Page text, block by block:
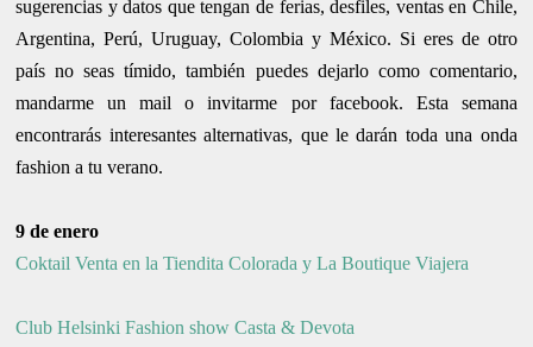
sugerencias y datos que tengan de ferias, desfiles, ventas en Chile,
Argentina, Perú,Uruguay,Colombia y México. Si eres de otro
país no seas tímido, también puedes dejarlo como comentario,
mandarme un mail o invitarme por facebook. Esta semana
encontrarás interesantes alternativas, que le darán toda una onda
fashion a tu verano.
9 de enero
Coktail Venta en la Tiendita Colorada y La Boutique Viajera
Club Helsinki Fashion show Casta & Devota